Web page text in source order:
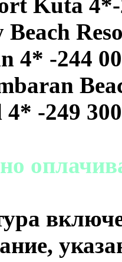
4* -244
-249 300